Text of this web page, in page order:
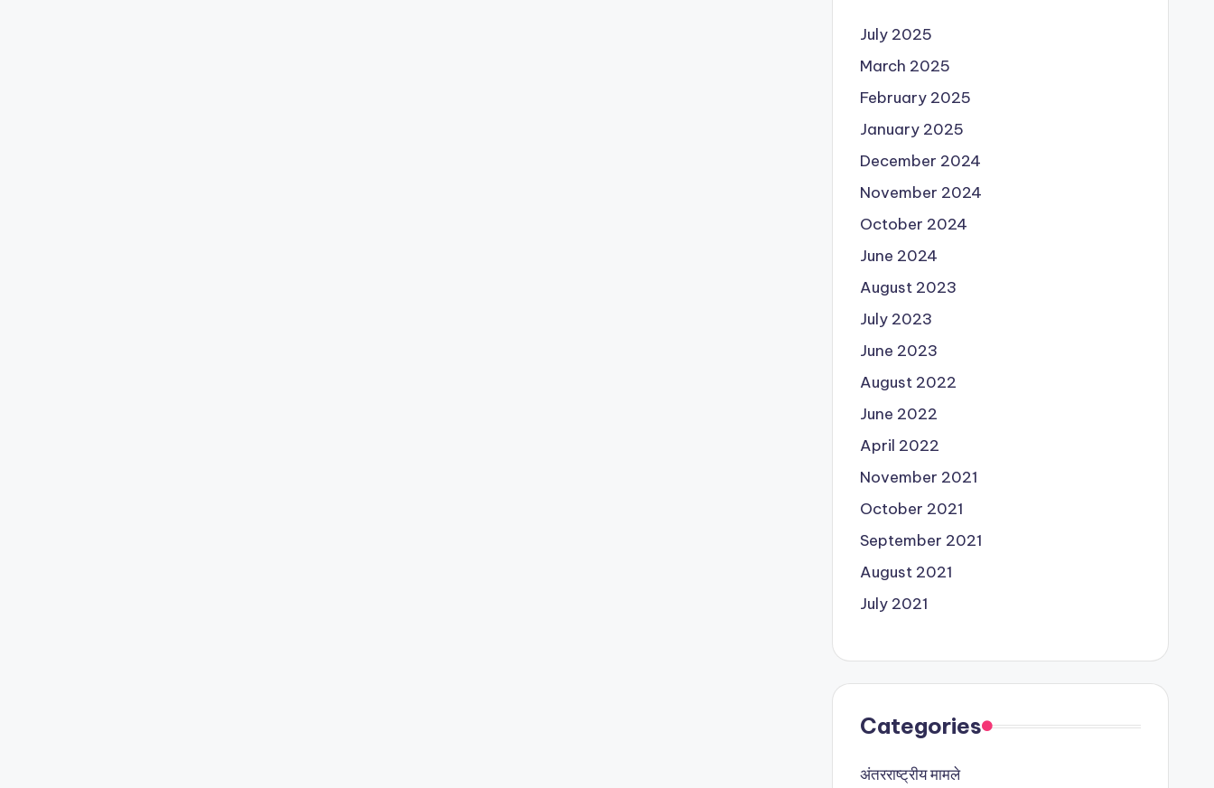
July 2025
March 2025
February 2025
January 2025
December 2024
November 2024
October 2024
June 2024
August 2023
July 2023
June 2023
August 2022
June 2022
April 2022
November 2021
October 2021
September 2021
August 2021
July 2021
Categories
अंतरराष्ट्रीय मामले